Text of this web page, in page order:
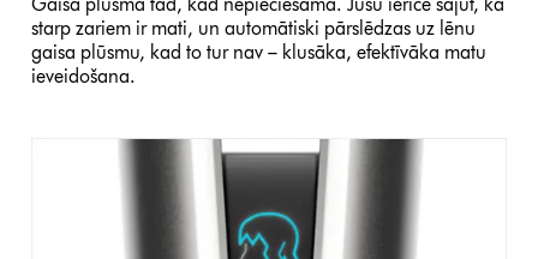
starp zariem ir mati, un automātiski pārslēdzas uz lēnu
gaisa plūsmu, kad to tur nav – klusāka, efektīvāka matu
ieveidošana.